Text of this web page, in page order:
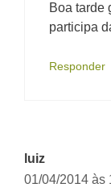
Boa tarde
participa
Responder
luiz
01/04/2014 às